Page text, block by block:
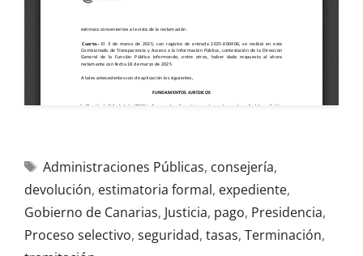
Administraciones Públicas, consejería,
devolución, estimatoria formal, expediente,
Gobierno de Canarias, Justicia, pago, Presidencia,
Proceso selectivo, seguridad, tasas, Terminación,